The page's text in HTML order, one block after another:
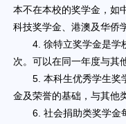
本不在本校的奖学金，如
科技奖学金、港澳及华侨
4. 徐特立奖学金是学
次。可以在同一年度与其
5. 本科生优秀学生奖
金及荣誉的基础，与其他
6. 社会捐助类奖学金每